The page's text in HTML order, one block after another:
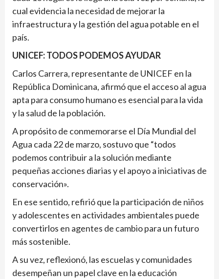
cual evidencia la necesidad de mejorar la
infraestructura y la gestión del agua potable en el
país.
UNICEF: TODOS PODEMOS AYUDAR
Carlos Carrera, representante de UNICEF en la
República Dominicana, afirmó que el acceso al agua
apta para consumo humano es esencial para la vida
y la salud de la población.
A propósito de conmemorarse el Día Mundial del
Agua cada 22 de marzo, sostuvo que “todos
podemos contribuir a la solución mediante
pequeñas acciones diarias y el apoyo a iniciativas de
conservación».
En ese sentido, refirió que la participación de niños
y adolescentes en actividades ambientales puede
convertirlos en agentes de cambio para un futuro
más sostenible.
A su vez, reflexionó, las escuelas y comunidades
desempeñan un papel clave en la educación